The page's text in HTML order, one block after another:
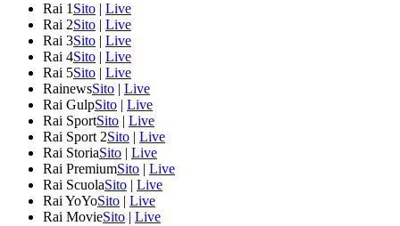
Rai 1 Sito | Live
Rai 2Sito | Live
Rai 3Sito | Live
Rai 4Sito | Live
Rai 5Sito | Live
RainewsSito | Live
Rai GulpSito | Live
Rai SportSito | Live
Rai Sport 2Sito | Live
Rai StoriaSito | Live
Rai PremiumSito | Live
Rai ScuolaSito | Live
Rai YoYoSito | Live
Rai MovieSito | Live